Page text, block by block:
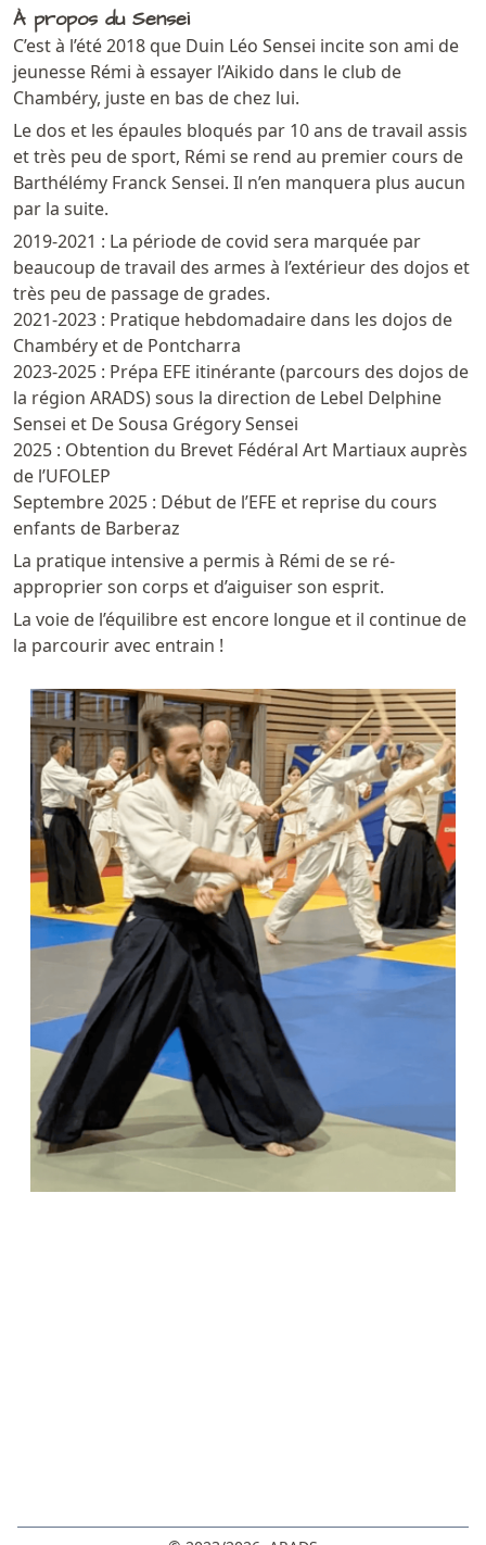
À propos du Sensei
C’est à l’été 2018 que Duin Léo Sensei incite son ami de
jeunesse Rémi à essayer l’Aikido dans le club de
Chambéry, juste en bas de chez lui.
Le dos et les épaules bloqués par 10 ans de travail assis
et très peu de sport, Rémi se rend au premier cours de
Barthélémy Franck Sensei. Il n’en manquera plus aucun
par la suite.
2019-2021 : La période de covid sera marquée par
beaucoup de travail des armes à l’extérieur des dojos et
très peu de passage de grades.
2021-2023 : Pratique hebdomadaire dans les dojos de
Chambéry et de Pontcharra
2023-2025 : Prépa EFE itinérante (parcours des dojos de
la région ARADS) sous la direction de Lebel Delphine
Sensei et De Sousa Grégory Sensei
2025 : Obtention du Brevet Fédéral Art Martiaux auprès
de l’UFOLEP
Septembre 2025 : Début de l’EFE et reprise du cours
enfants de Barberaz
La pratique intensive a permis à Rémi de se ré-
approprier son corps et d’aiguiser son esprit.
La voie de l’équilibre est encore longue et il continue de
la parcourir avec entrain !